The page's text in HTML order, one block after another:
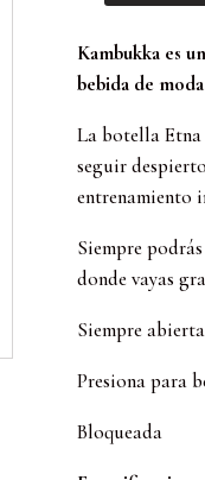
Berry
500
cantidad
Kambukka es
bebida de
La botella Etna
seguir
entrenamiento
Siempre
donde vayas
Siempre abierta
Presiona para
Bloqueada